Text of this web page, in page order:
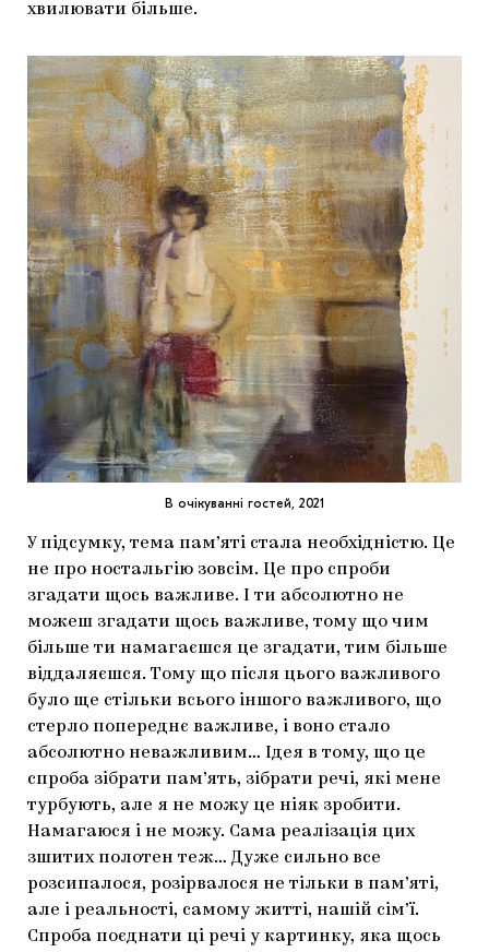
хвилювати більше.
В очікуванні гостей, 2021
У підсумку, тема пам’яті стала необхідністю. Це
не про ностальгію зовсім. Це про спроби
згадати щось важливе. І ти абсолютно не
можеш згадати щось важливе, тому що чим
більше ти намагаєшся це згадати, тим більше
віддаляєшся. Тому що після цього важливого
було ще стільки всього іншого важливого, що
стерло попереднє важливе, і воно стало
абсолютно неважливим… Ідея в тому, що це
спроба зібрати пам’ять, зібрати речі, які мене
турбують, але я не можу це ніяк зробити.
Намагаюся і не можу. Сама реалізація цих
зшитих полотен теж… Дуже сильно все
розсипалося, розірвалося не тільки в пам’яті,
але і реальності, самому житті, нашій сім’ї.
Спроба поєднати ці речі у картинку, яка щось